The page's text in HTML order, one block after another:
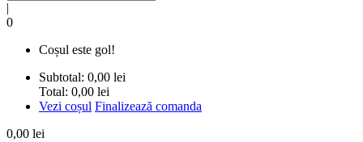
|
0
Coșul este gol!
Subtotal: 0,00 lei
Total: 0,00 lei
Vezi coșul Finalizează comanda
0,00 lei